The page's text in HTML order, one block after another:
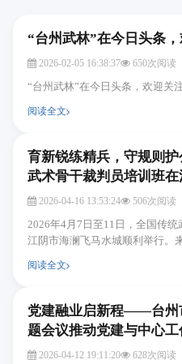
“台州武林”在今日头条
2026-02-05 16:38:37 650次阅读
“台州武林”在今日头条，欢迎关
阅读全文
育新锐练精兵，守规则
武术骨干裁判员培训班
2026-04-16 13:53:24 506次阅读
2026年4月7日至11日，全国传
江阴市海澜飞马水城顺利举行。
阅读全文
党建融业启新程——台州
题会议推动党建与中心
2026-04-12 19:11:20 628次阅读